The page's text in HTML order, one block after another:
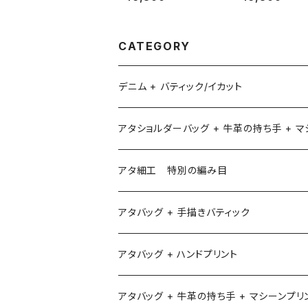
CATEGORY
デニム + バティック/イカット
アタショルダーバッグ + 牛革の持ち手 + マ
アタ細工 特別の編み目
アタバッグ + 手描きバティック
アタバッグ + ハンドプリント
アタバッグ + 牛革の持ち手 + マシーンプリ